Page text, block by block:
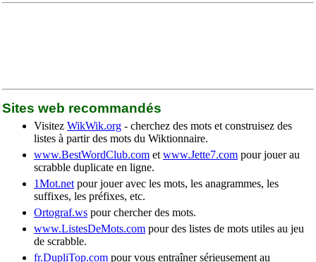
Sites web recommandés
Visitez WikWik.org - cherchez des mots et construisez des
listes à partir des mots du Wiktionnaire.
www.BestWordClub.com et www.Jette7.com pour jouer au
scrabble duplicate en ligne.
1Mot.net pour jouer avec les mots, les anagrammes, les
suffixes, les préfixes, etc.
Ortograf.ws pour chercher des mots.
www.ListesDeMots.com pour des listes de mots utiles au jeu
de scrabble.
fr.DupliTop.com pour vous entraîner sérieusement au